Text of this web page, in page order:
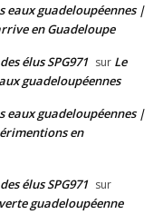
eaux guadeloupéennes |
en Guadeloupe
élus SPG971 sur Le
guadeloupéennes
eaux guadeloupéennes |
en
élus SPG971 sur
guadeloupéenne